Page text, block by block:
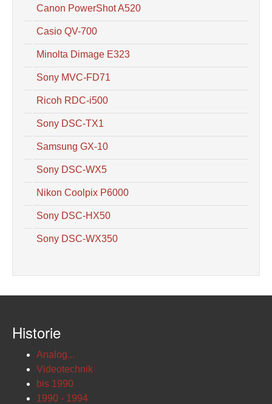
Canon PowerShot A520
Casio QV-700
Minolta Dimage E323
Sony MVC-FD71
Ricoh RDC-i500
Sony DSC-TX1
Samsung GX-10
Sony DSC-WX5
Nikon Coolpix P6000
Sony DSC-HX50
Sony DSC-WX350
Historie
Analog...
Videotechnik
bis 1990
1990 - 1994